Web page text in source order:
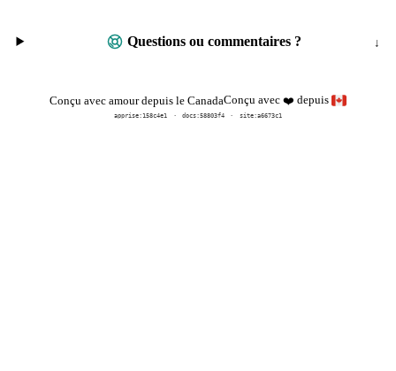
Questions ou commentaires ?
Conçu avec amour depuis le CanadaConçu avec ❤️ depuis
apprise:158c4e1 docs:58803f4 site:a6673c1